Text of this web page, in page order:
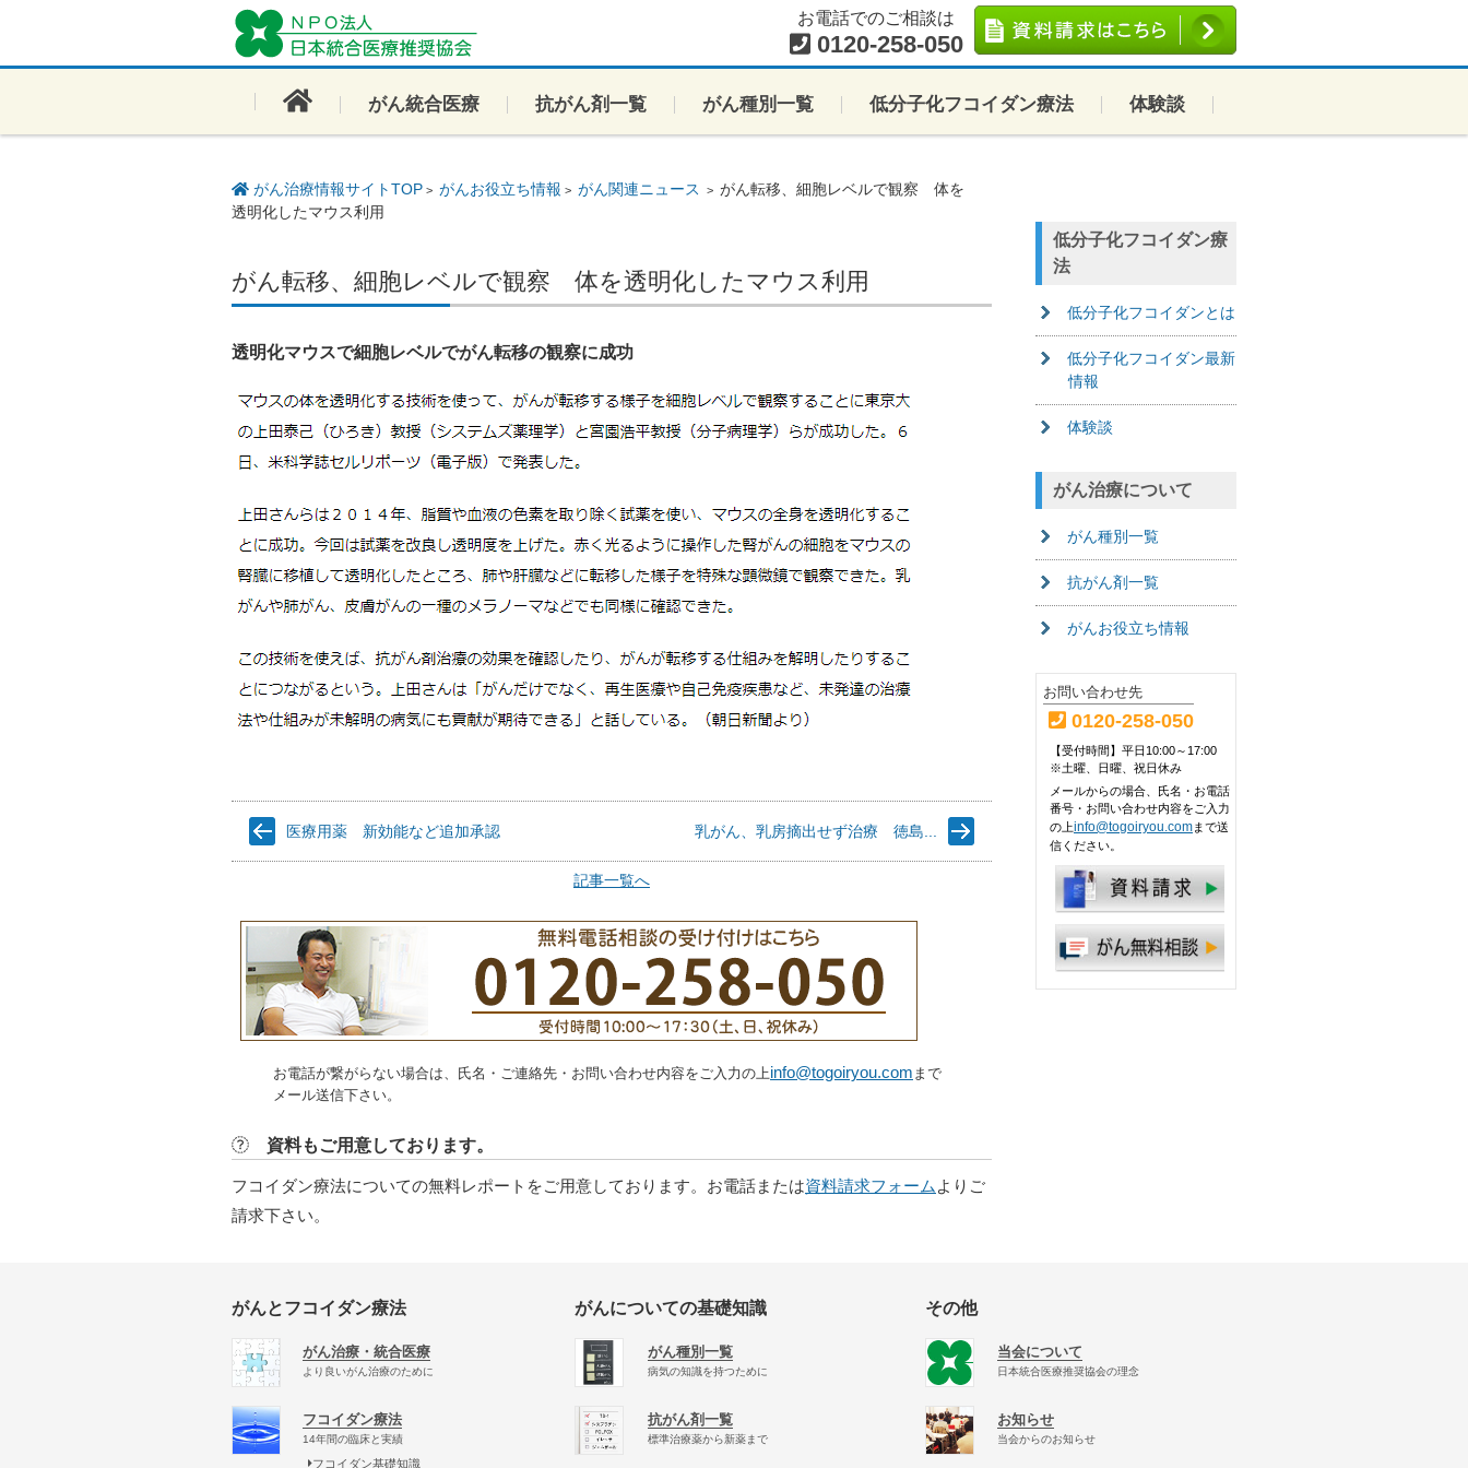
お電話でのご相談は
0120-258-050
コンテンツに移動
がん統合医療 抗がん剤一覧 がん種別一覧 低分子化フコイダン療法 体験談
がん治療情報サイトTOP> がんお役立ち情報 > がん関連ニュース > がん転移、細胞レベルで観察 体を
透明化したマウス利用
がん転移、細胞レベルで観察 体を透明化したマウス利用
透明化マウスで細胞レベルでがん転移の観察に成功
医療用薬 新効能など追加承認 乳がん、乳房摘出せず治療 徳島...
記事一覧へ
お電話が繋がらない場合は、氏名・ご連絡先・お問い合わせ内容をご入力の上info@togoiryou.com まで
メール送信下さい。
資料もご用意しております。
フコイダン療法についての無料レポートをご用意しております。お電話または資料請求フォーム よりご
請求下さい。
低分子化フコイダン療
法
低分子化フコイダンとは
低分子化フコイダン最新
情報
体験談
がん治療について
がん種別一覧
抗がん剤一覧
がんお役立ち情報
お問い合わせ先
0120-258-050
【受付時間】平日10:00～17:00
※土曜、日曜、祝日休み
メールからの場合、氏名・お電話
番号・お問い合わせ内容をご入力
の上info@togoiryou.comまで送
信ください。
がんとフコイダン療法
がん治療・統合医療
より良いがん治療のために
フコイダン療法
14年間の臨床と実績
フコイダン基礎知識
がんについての基礎知識
がん種別一覧
病気の知識を持つために
抗がん剤一覧
標準治療薬から新薬まで
その他
当会について
日本統合医療推奨協会の理念
お知らせ
当会からのお知らせ